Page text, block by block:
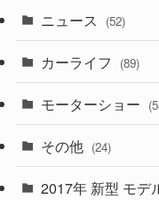
(43)
(6)
(9)
(28)
(27)
(26)
ニュース (52)
カーライフ (89)
モーターショー
その他 (24)
2017年 新型 モデ